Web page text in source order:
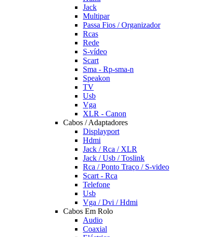
Jack
Multipar
Passa Fios / Organizador
Rcas
Rede
S-vídeo
Scart
Sma - Rp-sma-n
Speakon
TV
Usb
Vga
XLR - Canon
Cabos / Adaptadores
Displayport
Hdmi
Jack / Rca / XLR
Jack / Usb / Toslink
Rca / Ponto Traço / S-video
Scart - Rca
Telefone
Usb
Vga / Dvi / Hdmi
Cabos Em Rolo
Audio
Coaxial